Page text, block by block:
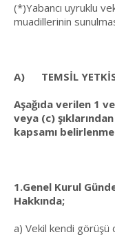
(*)Yabancı uyruklu
muadillerinin
A)
TEMSİL
Aşağıda verilen 1
veya (c)
kapsamı
1.Genel Kurul
Hakkında;
a) Vekil kendi görüşü